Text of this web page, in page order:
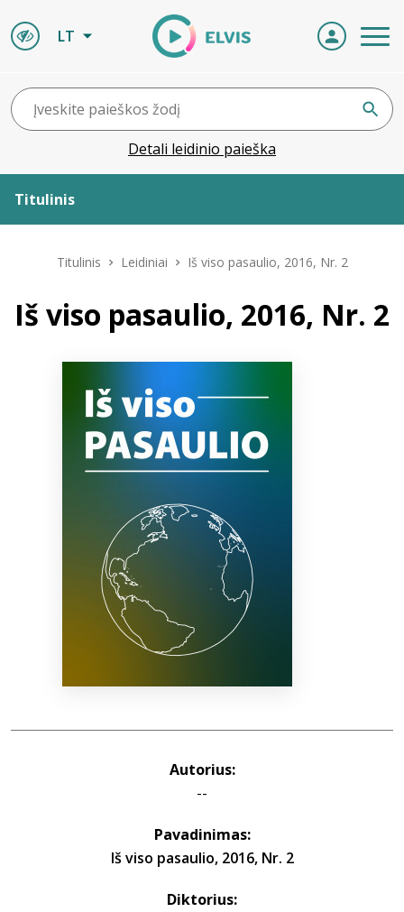
LT
Detali leidinio paieška
Titulinis
Leidiniai
Bibliotekoms
Titulinis Leidiniai Iš viso pasaulio, 2016, Nr. 2
Iš viso pasaulio, 2016, Nr. 2
Autorius:
--
Pavadinimas:
Iš viso pasaulio, 2016, Nr. 2
Diktorius: